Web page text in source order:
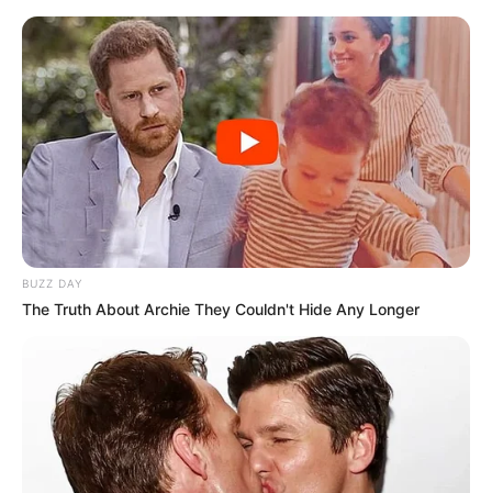
BUZZ DAY
The Truth About Archie They Couldn't Hide Any Longer